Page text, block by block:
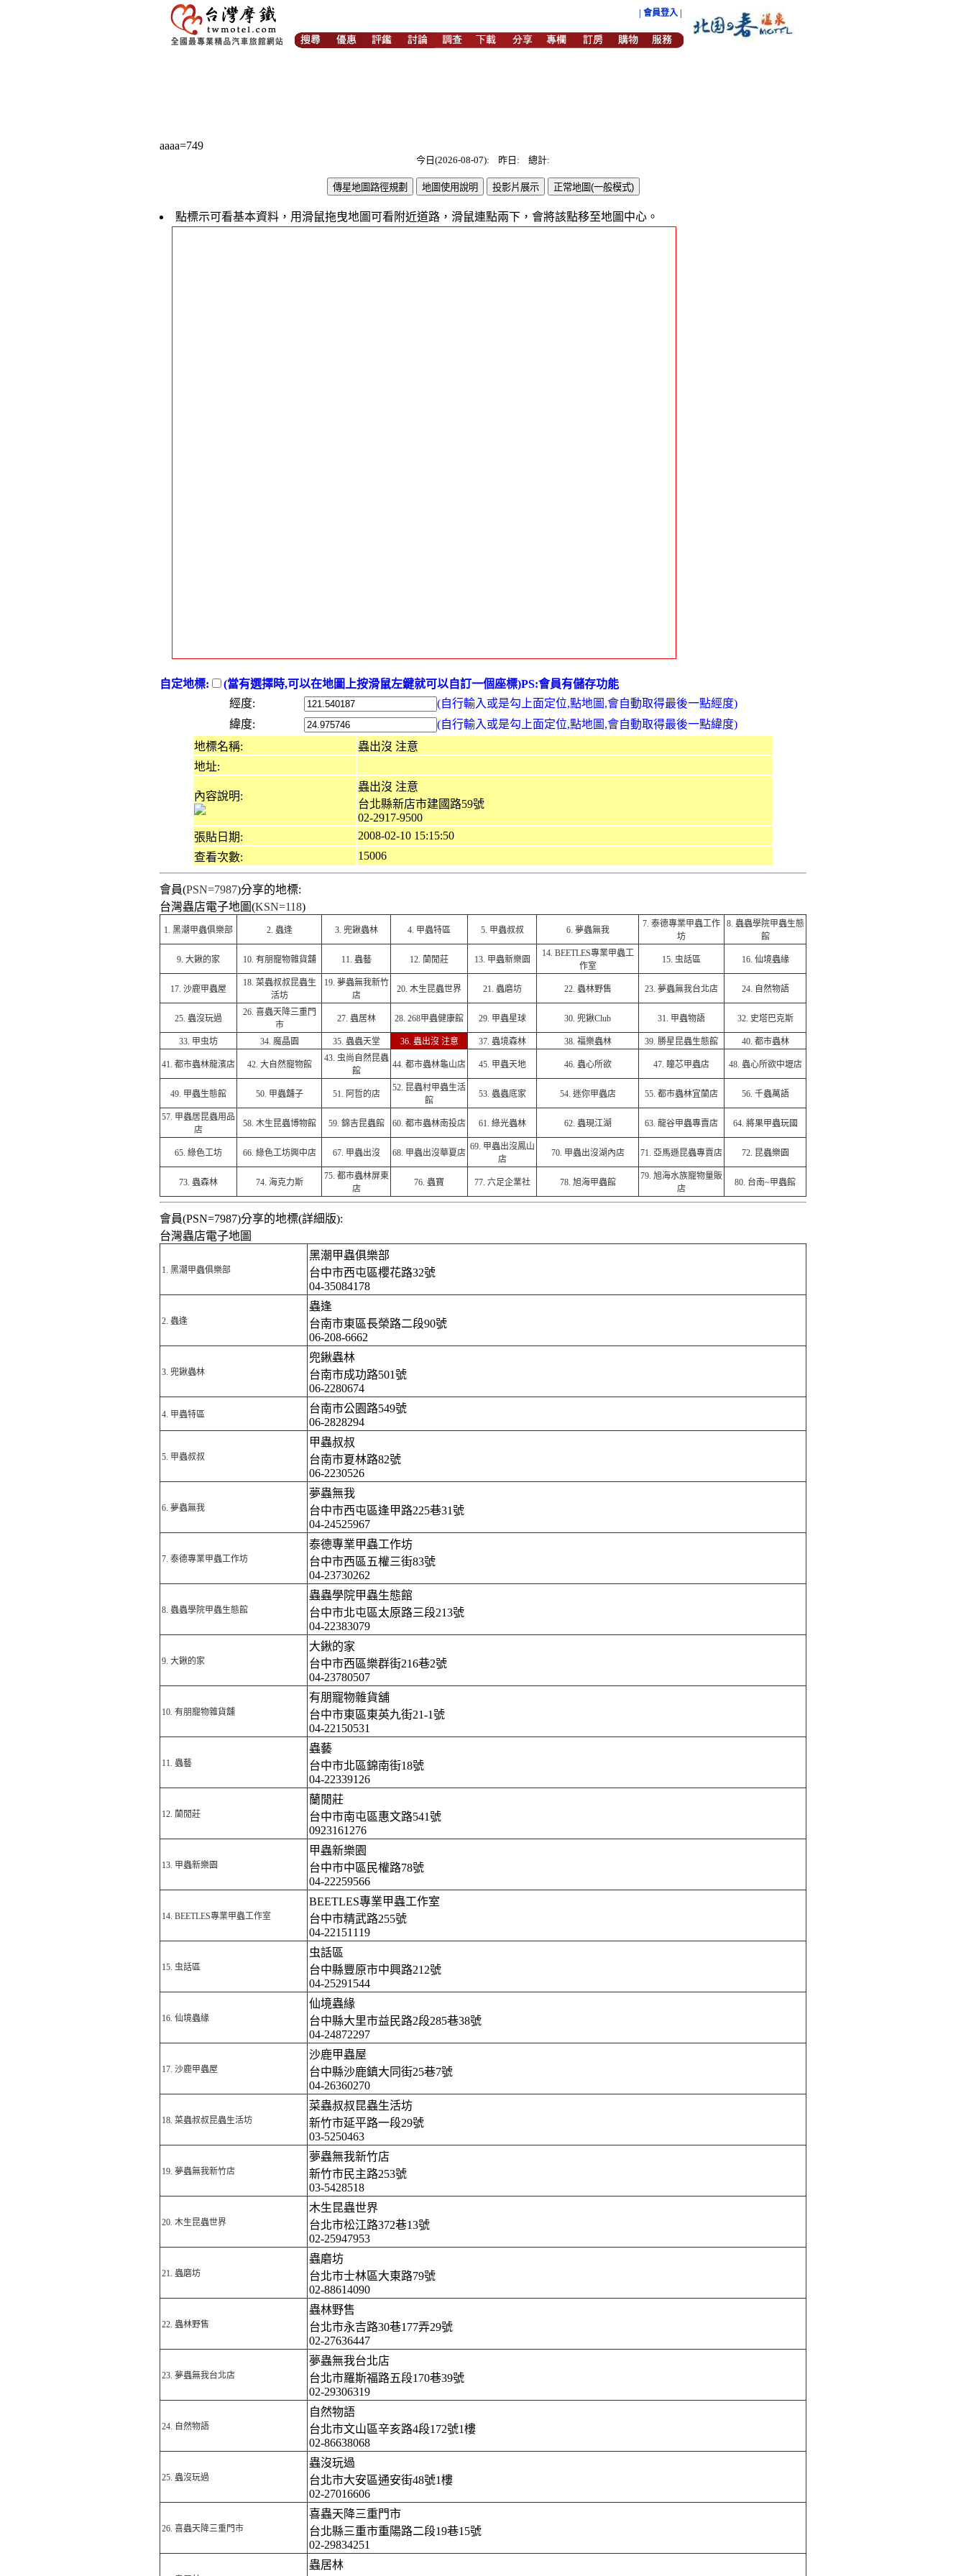
| 會員登入 |
aaaa=749
今日(2026-08-07): 昨日: 總計:
點標示可看基本資料，用滑鼠拖曳地圖可看附近道路，滑鼠連點兩下，會將該點移至地圖中心。
自定地標:
(當有選擇時,可以在地圖上按滑鼠左鍵就可以自訂一個座標)PS:會員有儲存功能
經度:
(自行輸入或是勾上面定位,點地圖,會自動取得最後一點經度)
緯度:
(自行輸入或是勾上面定位,點地圖,會自動取得最後一點緯度)
地標名稱:
蟲出沒 注意
地址:
內容說明:
蟲出沒 注意
台北縣新店市建國路59號
02-2917-9500
張貼日期:
2008-02-10 15:15:50
查看次數:
15006
會員(PSN=7987)分享的地標:
台灣蟲店電子地圖(KSN=118)
1. 黑潮甲蟲俱樂部 2. 蟲逢 3. 兜鍬蟲林 4. 甲蟲特區 5. 甲蟲叔叔 6. 夢蟲無我
7. 泰德專業甲蟲工作
坊
8. 蟲蟲學院甲蟲生態
館
9. 大鍬的家 10. 有朋寵物雜貨舖 11. 蟲藝 12. 蘭閒莊 13. 甲蟲新樂園
14. BEETLES專業甲蟲工
作室
15. 虫話區 16. 仙境蟲緣
17. 沙鹿甲蟲屋
18. 菜蟲叔叔昆蟲生
活坊
19. 夢蟲無我新竹
店
20. 木生昆蟲世界 21. 蟲磨坊 22. 蟲林野售 23. 夢蟲無我台北店 24. 自然物語
25. 蟲沒玩過
26. 喜蟲天降三重門
市
27. 蟲居林 28. 268甲蟲健康館 29. 甲蟲星球 30. 兜鍬Club 31. 甲蟲物語 32. 史塔巴克斯
33. 甲虫坊 34. 魔晶園 35. 蟲蟲天堂 36. 蟲出沒 注意 37. 蟲境森林 38. 福樂蟲林 39. 勝星昆蟲生態館 40. 都市蟲林
41. 都市蟲林龍濱店 42. 大自然寵物館
43. 虫尚自然昆蟲
館
44. 都市蟲林龜山店 45. 甲蟲天地 46. 蟲心所欲 47. 瞳芯甲蟲店 48. 蟲心所欲中壢店
49. 甲蟲生態館 50. 甲蟲舖子 51. 阿哲的店
52. 昆蟲村甲蟲生活
館
53. 蟲蟲底家 54. 迷你甲蟲店 55. 都市蟲林宜蘭店 56. 千蟲萬語
57. 甲蟲居昆蟲用品
店
58. 木生昆蟲博物館 59. 錦吉昆蟲館 60. 都市蟲林南投店 61. 綠光蟲林 62. 蟲現江湖 63. 龍谷甲蟲專賣店 64. 將果甲蟲玩國
65. 綠色工坊 66. 綠色工坊興中店 67. 甲蟲出沒 68. 甲蟲出沒華夏店
69. 甲蟲出沒鳳山
店
70. 甲蟲出沒湖內店 71. 亞馬遜昆蟲專賣店 72. 昆蟲樂園
73. 蟲森林 74. 海克力斯
75. 都市蟲林屏東
店
76. 蟲寶 77. 六足企業社 78. 旭海甲蟲館
79. 旭海水族寵物量販
店
80. 台南~甲蟲館
會員(PSN=7987)分享的地標(詳細版):
台灣蟲店電子地圖
1. 黑潮甲蟲俱樂部
黑潮甲蟲俱樂部
台中市西屯區櫻花路32號
04-35084178
2. 蟲逢
蟲逢
台南市東區長榮路二段90號
06-208-6662
3. 兜鍬蟲林
兜鍬蟲林
台南市成功路501號
06-2280674
4. 甲蟲特區
台南市公園路549號
06-2828294
5. 甲蟲叔叔
甲蟲叔叔
台南市夏林路82號
06-2230526
6. 夢蟲無我
夢蟲無我
台中市西屯區逢甲路225巷31號
04-24525967
7. 泰德專業甲蟲工作坊
泰德專業甲蟲工作坊
台中市西區五權三街83號
04-23730262
8. 蟲蟲學院甲蟲生態館
蟲蟲學院甲蟲生態館
台中市北屯區太原路三段213號
04-22383079
9. 大鍬的家
大鍬的家
台中市西區樂群街216巷2號
04-23780507
10. 有朋寵物雜貨舖
有朋寵物雜貨舖
台中市東區東英九街21-1號
04-22150531
11. 蟲藝
蟲藝
台中市北區錦南街18號
04-22339126
12. 蘭閒莊
蘭閒莊
台中市南屯區惠文路541號
0923161276
13. 甲蟲新樂園
甲蟲新樂園
台中市中區民權路78號
04-22259566
14. BEETLES專業甲蟲工作室
BEETLES專業甲蟲工作室
台中市精武路255號
04-22151119
15. 虫話區
虫話區
台中縣豐原市中興路212號
04-25291544
16. 仙境蟲緣
仙境蟲緣
台中縣大里市益民路2段285巷38號
04-24872297
17. 沙鹿甲蟲屋
沙鹿甲蟲屋
台中縣沙鹿鎮大同街25巷7號
04-26360270
18. 菜蟲叔叔昆蟲生活坊
菜蟲叔叔昆蟲生活坊
新竹市延平路一段29號
03-5250463
19. 夢蟲無我新竹店
夢蟲無我新竹店
新竹市民主路253號
03-5428518
20. 木生昆蟲世界
木生昆蟲世界
台北市松江路372巷13號
02-25947953
21. 蟲磨坊
蟲磨坊
台北市士林區大東路79號
02-88614090
22. 蟲林野售
蟲林野售
台北市永吉路30巷177弄29號
02-27636447
23. 夢蟲無我台北店
夢蟲無我台北店
台北市羅斯福路五段170巷39號
02-29306319
24. 自然物語
自然物語
台北市文山區辛亥路4段172號1樓
02-86638068
25. 蟲沒玩過
蟲沒玩過
台北市大安區通安街48號1樓
02-27016606
26. 喜蟲天降三重門市
喜蟲天降三重門市
台北縣三重市重陽路二段19巷15號
02-29834251
蟲居林